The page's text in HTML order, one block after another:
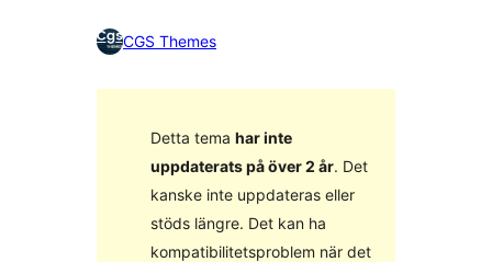
CGS Themes
Detta tema har inte
uppdaterats på över 2 år. Det
kanske inte uppdateras eller
stöds längre. Det kan ha
kompatibilitetsproblem när det